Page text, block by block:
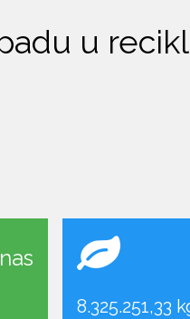
u
8.325.251,33